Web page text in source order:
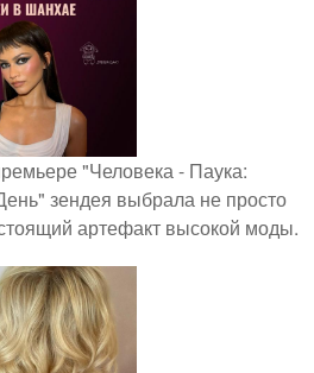
"Человека - Паука:
зендея выбрала не просто
артефакт высокой моды.